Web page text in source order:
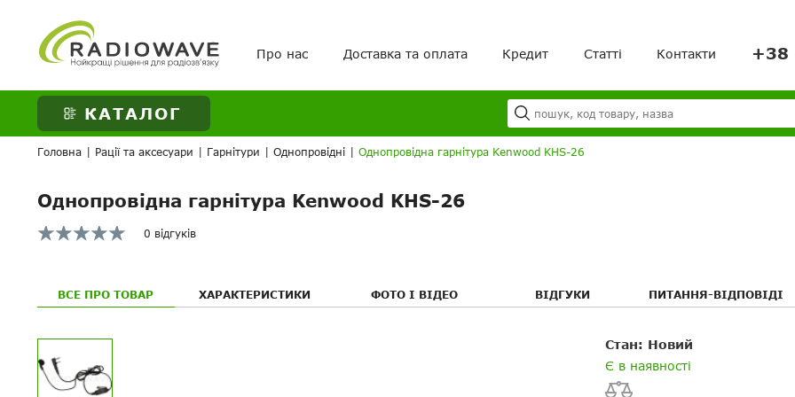
Про нас Доставка та оплата Кредит Статті Контакти +38
ВАШЕ ЗАМОВЛЕННЯ
Ваш кошик порожній!
КАТАЛОГ
Головна Рації та аксесуари Гарнітури Однопровідні Однопровідна гарнітура Kenwood KHS-26
Однопровідна гарнітура Kenwood KHS-26
0 відгуків
ВСЕ ПРО ТОВАР ХАРАКТЕРИСТИКИ ФОТО І ВІДЕО ВІДГУКИ ПИТАННЯ-ВІДПОВІДІ
Стан: Новий
Є в наявності
Ваше ім'я
Посилання на відео з
Ваше ім’я